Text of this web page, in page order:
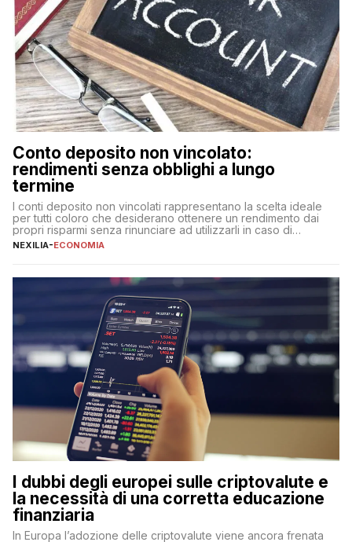
Conto deposito non vincolato:
rendimenti senza obblighi a lungo
termine
I conti deposito non vincolati rappresentano la scelta ideale
per tutti coloro che desiderano ottenere un rendimento dai
propri risparmi senza rinunciare ad utilizzarli in caso di
necessità. A differenza delle forme vincolate tradizionali,
flessibilità e rendimento. Come funzionano […]
NEXILIA-ECONOMIA
I dubbi degli europei sulle criptovalute e
la necessità di una corretta educazione
finanziaria
In Europa l’adozione delle criptovalute viene ancora frenata